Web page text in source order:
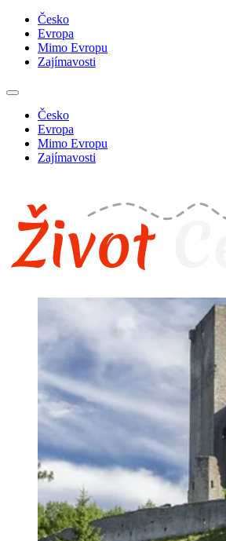
Česko
Evropa
Mimo Evropu
Zajímavosti
Česko
Evropa
Mimo Evropu
Zajímavosti